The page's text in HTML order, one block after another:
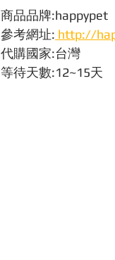
商品品牌:happypet
參考網址: http://
代購國家:台灣
等待天數:12~15天